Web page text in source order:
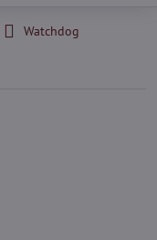
Watchdog